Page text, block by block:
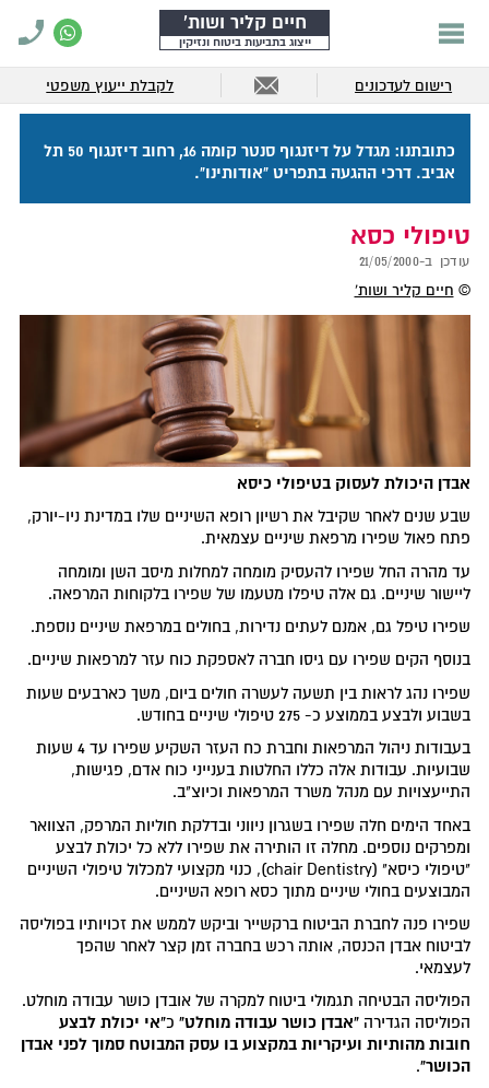
חיים קליר ושות'
ייצוג בתביעות ביטוח ונזיקין
רישום לעדכונים לקבלת ייעוץ משפטי
כתובתנו: מגדל על דיזנגוף סנטר קומה 16, רחוב דיזנגוף 50 תל
אביב. דרכי ההגעה בתפריט "אודותינו".
טיפולי כסא
עודכן ב-21/05/2000
© חיים קליר ושות'
אבדן היכולת לעסוק בטיפולי כיסא
שבע שנים לאחר שקיבל את רשיון רופא השיניים שלו במדינת ניו-יורק,
פתח פאול שפירו מרפאת שיניים עצמאית.
עד מהרה החל שפירו להעסיק מומחה למחלות מיסב השן ומומחה
ליישור שיניים. גם אלה טיפלו מטעמו של שפירו בלקוחות המרפאה.
שפירו טיפל גם, אמנם לעתים נדירות, בחולים במרפאת שיניים נוספת.
בנוסף הקים שפירו עם גיסו חברה לאספקת כוח עזר למרפאות שיניים.
שפירו נהג לראות בין תשעה לעשרה חולים ביום, משך כארבעים שעות
בשבוע ולבצע בממוצע כ- 275 טיפולי שיניים בחודש.
בעבודות ניהול המרפאות וחברת כח העזר השקיע שפירו עד 4 שעות
שבועיות. עבודות אלה כללו החלטות בענייני כוח אדם, פגישות,
התייעצויות עם מנהל משרד המרפאות וכיוצ"ב.
באחד הימים חלה שפירו בשגרון ניווני ובדלקת חוליות המרפק, הצוואר
ומפרקים נוספים. מחלה זו הותירה את שפירו ללא כל יכולת לבצע
"טיפולי כיסא" (chair Dentistry), כנוי מקצועי למכלול טיפולי השיניים
המבוצעים בחולי שיניים מתוך כסא רופא השיניים.
שפירו פנה לחברת הביטוח ברקשייר וביקש לממש את זכויותיו בפוליסה
לביטוח אבדן הכנסה, אותה רכש בחברה זמן קצר לאחר שהפך
לעצמאי.
הפוליסה הבטיחה תגמולי ביטוח למקרה של אובדן כושר עבודה מוחלט.
הפוליסה הגדירה"אבדן כושר עבודה מוחלט" כ"אי יכולת לבצע
חובות מהותיות ועיקריות במקצוע בו עסק המבוטח סמוך לפני אבדן
הכושר".